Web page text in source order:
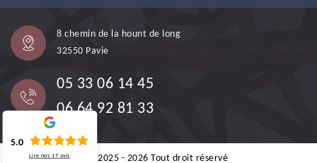
8 chemin de la hount de long
32550 Pavie
05 33 06 14 45
06 64 92 81 33
©2025 - 2026 Tout droit réservé
5.0
Lire nos17 avis